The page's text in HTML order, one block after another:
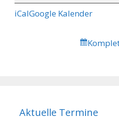
iCalGoogle Kalender
Aktuelle Termine